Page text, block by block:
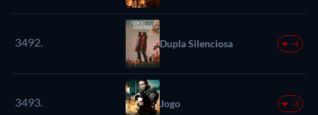
3492. Dupla Silenciosa -4
3493. Jogo -3